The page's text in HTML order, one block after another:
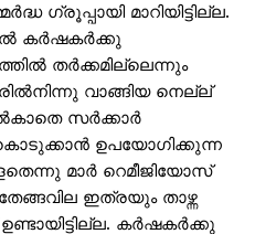
ഗ്രൂപ്പായി മാറിയിട്ടില്ല.
കർഷകർക്കു
തർക്കമില്ലെന്നും
വാങ്ങിയ നെല്ല്
സർക്കാർ
ഉപയോഗിക്കുന്ന
മാർ റെമീജിയോസ്
ഇത്രയും താഴ്ന്ന
കർഷകർക്കു